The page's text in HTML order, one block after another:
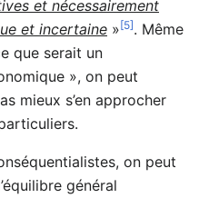
et nécessairement
et incertaine »[5]. Même
que serait un
», on peut
mieux s’en approcher
on peut
général